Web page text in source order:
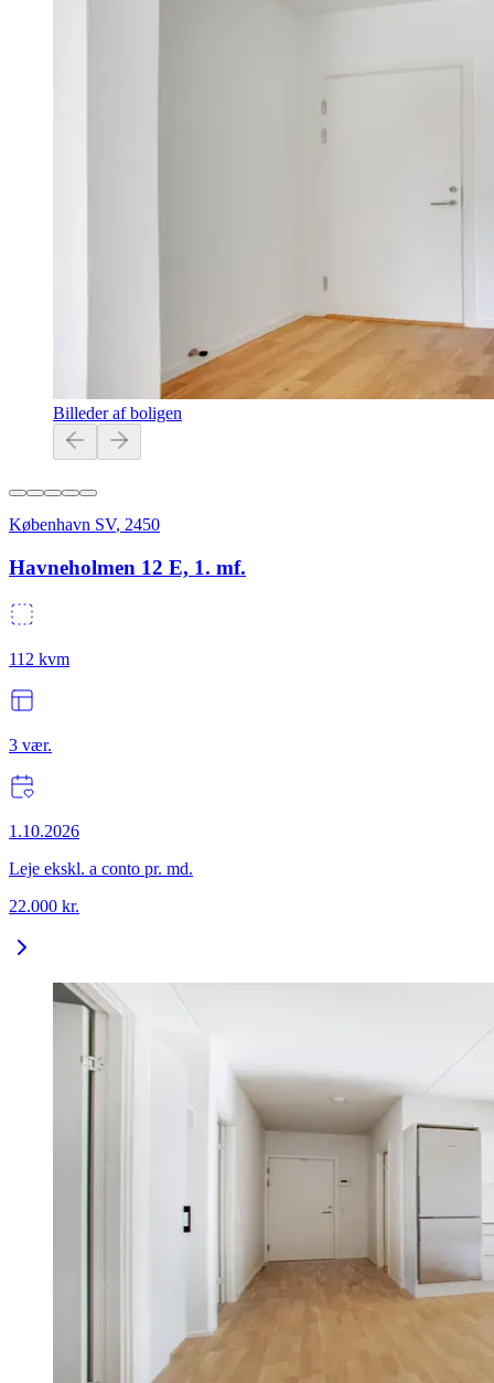
Billeder af boligen
København SV, 2450
Havneholmen 12 E, 1. mf.
112 kvm
3 vær.
1.10.2026
Leje ekskl. a conto pr. md.
22.000 kr.